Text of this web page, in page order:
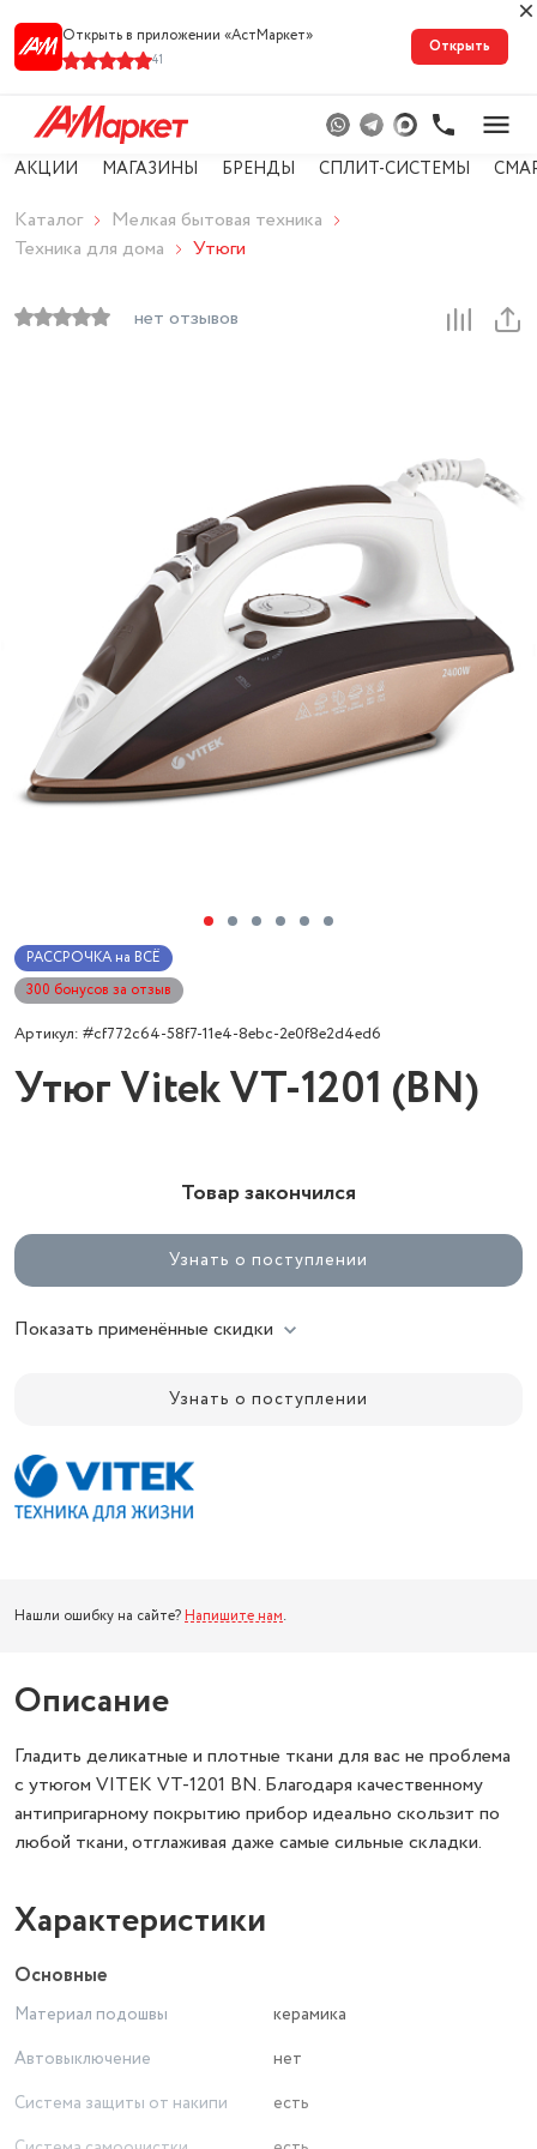
Открыть в приложении «АстМарке‪т‬»
41
Открыть
АКЦИИ МАГАЗИНЫ БРЕНДЫ СПЛИТ-СИСТЕМЫ
Каталог
Мелкая бытовая техника
Техника для дома
Утюги
нет отзывов
РАССРОЧКА на ВСЁ
300 бонусов за отзыв
Артикул: #cf772c64-58f7-11e4-8ebc-2e0f8e2d4ed6
Утюг Vitek VT-1201 (BN)
Товар закончился
Узнать о поступлении
Показать применённые скидки
Узнать о поступлении
Нашли ошибку на сайте? Напишите нам.
Описание
Гладить деликатные и плотные ткани для вас не проблема
с утюгом VITEK VT-1201 BN. Благодаря качественному
антипригарному покрытию прибор идеально скользит по
любой ткани, отглаживая даже самые сильные складки.
Характеристики
Основные
Материал подошвы
керамика
Автовыключение
нет
Система защиты от накипи
есть